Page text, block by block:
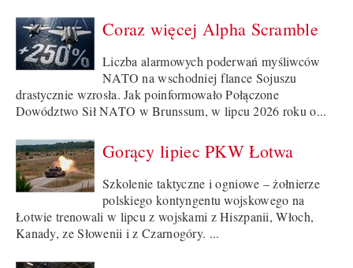
Coraz więcej Alpha Scramble
Liczba alarmowych poderwań myśliwców
NATO na wschodniej flance Sojuszu
drastycznie wzrosła. Jak poinformowało Połączone
Dowództwo Sił NATO w Brunssum, w lipcu 2026 roku o...
Gorący lipiec PKW Łotwa
Szkolenie taktyczne i ogniowe – żołnierze
polskiego kontyngentu wojskowego na
Łotwie trenowali w lipcu z wojskami z Hiszpanii, Włoch,
Kanady, ze Słowenii i z Czarnogóry. ...